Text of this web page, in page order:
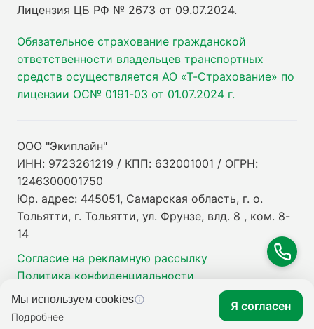
Лицензия ЦБ РФ № 2673 от 09.07.2024.
Обязательное страхование гражданской
ответственности владельцев транспортных
средств осуществляется АО «Т-Страхование» по
лицензии ОС№ 0191-03 от 01.07.2024 г.
ООО "Экиплайн"
ИНН: 9723261219 / КПП: 632001001 / ОГРН:
1246300001750
Юр. адрес: 445051, Самарская область, г. о.
Тольятти, г. Тольятти, ул. Фрунзе, влд. 8 , ком. 8-
14
Согласие на рекламную рассылку
Политика конфиденциальности
Мы используем cookies
Подробнее
Я согласен